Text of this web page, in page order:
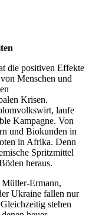
die positiven Effekte
Menschen und
Krisen.
laufe
Kampagne. Von
und Biokunden in
in Afrika. Denn
Spritzmittel
heraus.
Müller-Ermann,
Ukraine fallen nur
stehen